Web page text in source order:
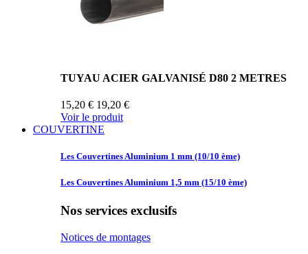
TUYAU ACIER GALVANISÉ D80 2 METRES
15,20 € 19,20 €
Voir le produit
COUVERTINE
Les CouvertinesAluminium 1 mm (10/10 ème)
Les CouvertinesAluminium 1,5 mm (15/10 ème)
Nos services exclusifs
Notices de montages